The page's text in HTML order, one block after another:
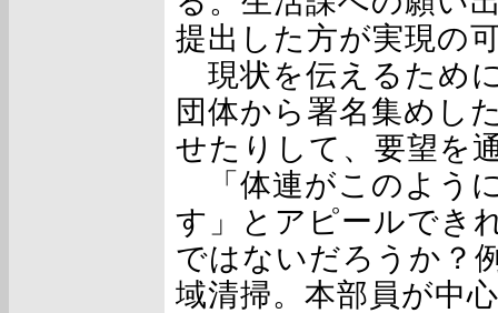
提出した方が実現の
現状を伝えるため
団体から署名集めし
せたりして、要望を
「体連がこのよう
す」とアピールでき
ではないだろうか？
域清掃。本部員が中